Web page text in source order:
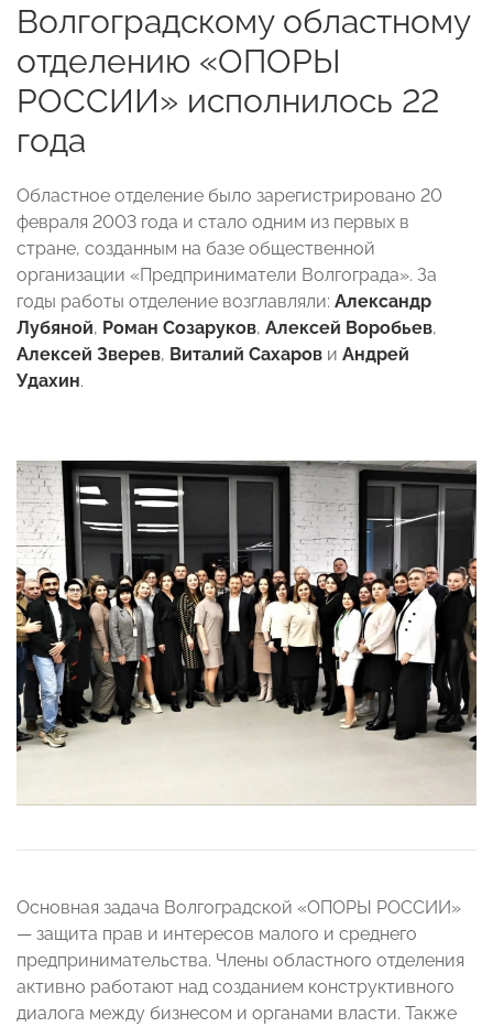
Волгоградскому областному
отделению «ОПОРЫ
РОССИИ» исполнилось 22
года
Областное отделение было зарегистрировано 20
февраля 2003 года и стало одним из первых в
стране, созданным на базе общественной
организации «Предприниматели Волгограда». За
годы работы отделение возглавляли: Александр
Лубяной, Роман Созаруков, Алексей Воробьев,
Алексей Зверев, Виталий Сахаров и Андрей
Удахин.
Основная задача Волгоградской «ОПОРЫ РОССИИ»
— защита прав и интересов малого и среднего
предпринимательства. Члены областного отделения
активно работают над созданием конструктивного
диалога между бизнесом и органами власти. Также